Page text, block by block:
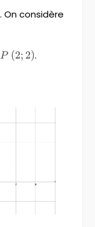
On considère
P\left(2;2\right)
P (2; 2).